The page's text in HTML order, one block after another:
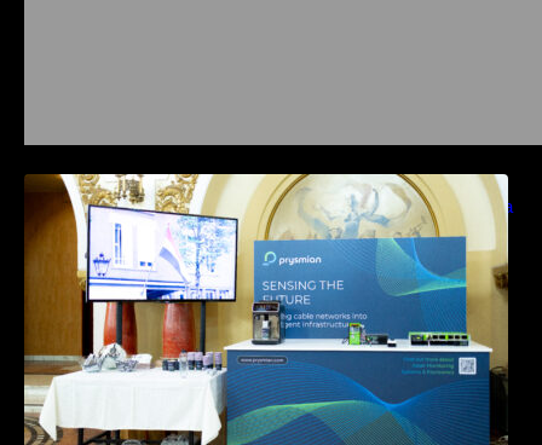
Prysmian aduce la COMM26 tehnologii de
sensing si Digital Energy pentru monitorizarea
in timp real a infrastrucrutilor critice